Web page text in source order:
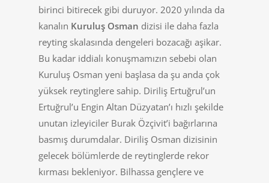
birinci bitirecek gibi duruyor. 2020 yılında da
kanalın Kuruluş Osman dizisi ile daha fazla
reyting skalasında dengeleri bozacağı aşikar.
Bu kadar iddialı konuşmamızın sebebi olan
Kuruluş Osman yeni başlasa da şu anda çok
yüksek reytinglere sahip. Diriliş Ertuğrul’un
Ertuğrul’u Engin Altan Düzyatan’ı hızlı şekilde
unutan izleyiciler Burak Özçivit’i bağırlarına
basmış durumdalar. Diriliş Osman dizisinin
gelecek bölümlerde de reytinglerde rekor
kırması bekleniyor. Bilhassa gençlere ve